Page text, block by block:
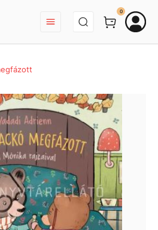
BEJELENTKEZÉS
0